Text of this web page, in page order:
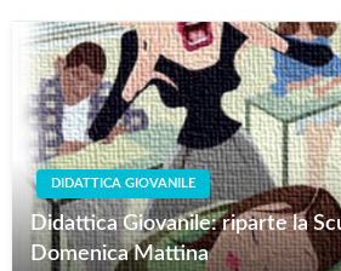
DIDATTICA GIOVANILE
Didattica Giovanile: riparte la
Domenica Mattina